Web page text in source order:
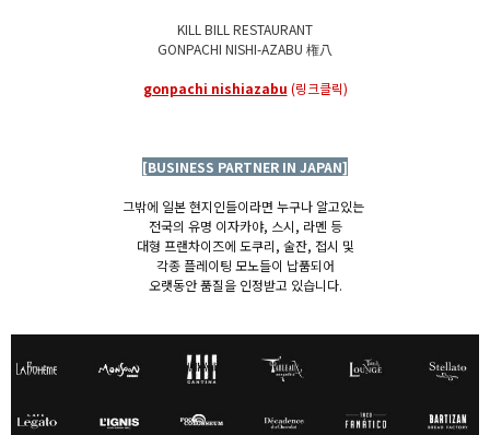
KILL BILL RESTAURANT
GONPACHI NISHI-AZABU 権八
gonpachi nishiazabu (링크클릭)
[BUSINESS PARTNER IN JAPAN]
그밖에 일본 현지인들이라면 누구나 알고있는
전국의 유명 이자카야, 스시, 라멘 등
대형 프랜차이즈에 도쿠리, 술잔, 접시 및
각종 플레이팅 모노들이 납품되어
오랫동안 품질을 인정받고 있습니다.